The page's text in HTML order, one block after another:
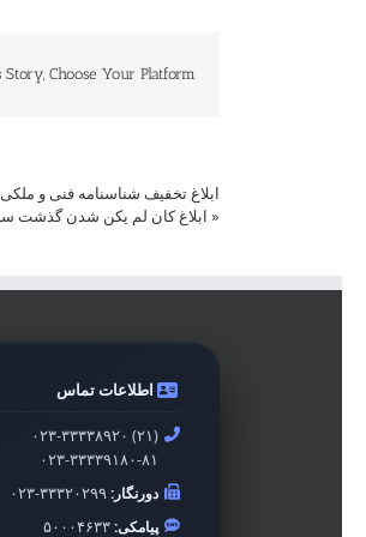
Story, Choose Your Platform!
ابلاغ تخفیف شناسنامه فنی و
« ابلاغ کان لم یکن شدن گذشت
اطلاعات تماس
۰۲۳-۳۳۳۳۸۹۲۰ (۲۱)
۰۲۳-۳۳۳۳۹۱۸۰-۸۱
دورنگار:۰۲۳-۳۳۳۲۰۲۹۹
پیامکی:۵۰۰۰۴۶۳۳